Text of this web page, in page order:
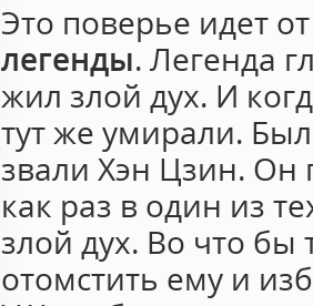
Это поверье идет
легенды. Легенда
жил злой дух. И
тут же умирали.
звали Хэн Цзин. Он
как раз в один из
злой дух. Во что
отомстить ему и